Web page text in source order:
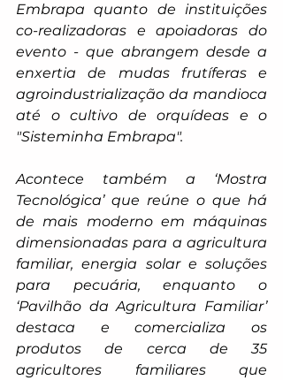
Embrapa quanto de instituições
co-realizadoras e apoiadoras do
evento - que abrangem desde a
enxertia de mudas frutíferas e
agroindustrialização da mandioca
até o cultivo de orquídeas e o
"Sisteminha Embrapa".
Acontece também a ‘Mostra
Tecnológica’ que reúne o que há
de mais moderno em máquinas
dimensionadas para a agricultura
familiar, energia solar e soluções
para pecuária, enquanto o
‘Pavilhão da Agricultura Familiar’
destaca e comercializa os
produtos de cerca de 35
agricultores familiares que